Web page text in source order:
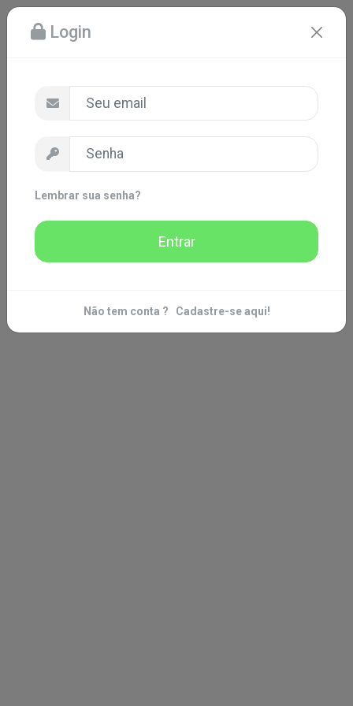
Login
Lembrar sua senha?
Entrar
Não tem conta ? Cadastre-se aqui!